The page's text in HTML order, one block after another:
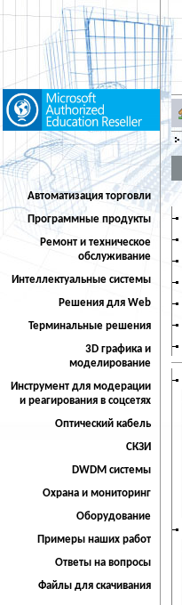
Автоматизация торговли
Программные продукты
Ремонт и техническое
обслуживание
Интеллектуальные системы
Решения для Web
Терминальные решения
3D графика и
моделирование
Инструмент для модерации
и реагирования в соцсетях
Оптический кабель
СКЗИ
DWDM системы
Охрана и мониторинг
Оборудование
Примеры наших работ
Ответы на вопросы
Файлы для скачивания